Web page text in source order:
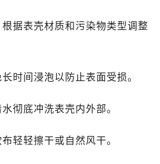
据表壳材质和污染物类型调整
时间浸泡以防止表面受损。
彻底冲洗表壳内外部。
轻轻擦干或自然风干。